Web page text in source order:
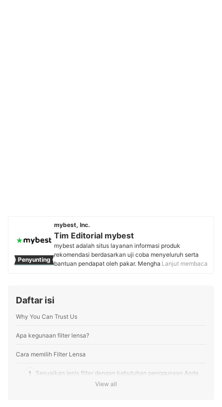
Penyunting
mybest, Inc.
Tim Editorial mybest
mybest adalah situs layanan informasi produk
rekomendasi berdasarkan uji coba menyeluruh serta
bantuan pendapat oleh pakar. Menghasilkan konten
Profil Tim Editorial mybest
Lanjut membaca
Daftar isi
Why You Can Trust Us
Apa kegunaan filter lensa?
Cara memilih Filter Lensa
1 Sesuaikan jenis filter dengan kebutuhan penggunaan Anda
View all